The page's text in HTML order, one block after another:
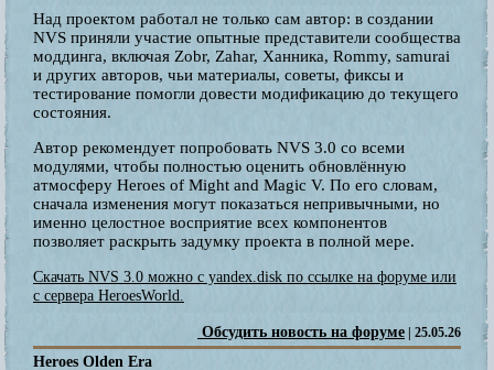
Над проектом работал не только сам автор: в создании
NVS приняли участие опытные представители сообщества
моддинга, включая Zobr, Zahar, Ханника, Rommy, samurai
и других авторов, чьи материалы, советы, фиксы и
тестирование помогли довести модификацию до текущего
состояния.
Автор рекомендует попробовать NVS 3.0 со всеми
модулями, чтобы полностью оценить обновлённую
атмосферу Heroes of Might and Magic V. По его словам,
сначала изменения могут показаться непривычными, но
именно целостное восприятие всех компонентов
позволяет раскрыть задумку проекта в полной мере.
Скачать NVS 3.0 можно с yandex.disk по ссылке на форуме или
с сервера HeroesWorld.
Обсудить новость на форуме | 25.05.26
Heroes Olden Era